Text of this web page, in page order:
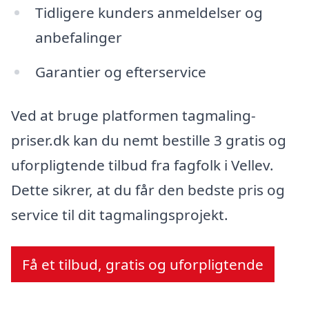
Tidligere kunders anmeldelser og
anbefalinger
Garantier og efterservice
Ved at bruge platformen tagmaling-
priser.dk kan du nemt bestille 3 gratis og
uforpligtende tilbud fra fagfolk i Vellev.
Dette sikrer, at du får den bedste pris og
service til dit tagmalingsprojekt.
Få et tilbud, gratis og uforpligtende